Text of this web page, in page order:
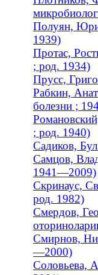
Полуян,
1939)
Протас,
; род. 1934)
Прусс,
Рабкин,
болезни ;
; род. 1940)
Садиков,
Самцов,
1941—2009)
Скринаус,
род. 1982)
Смердов,
Смирнов,
—2000)
Соловьева,